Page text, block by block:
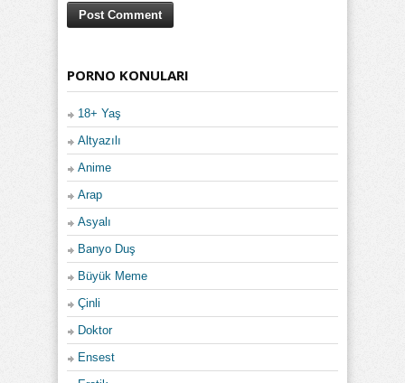
PORNO KONULARI
18+ Yaş
Altyazılı
Anime
Arap
Asyalı
Banyo Duş
Büyük Meme
Çinli
Doktor
Ensest